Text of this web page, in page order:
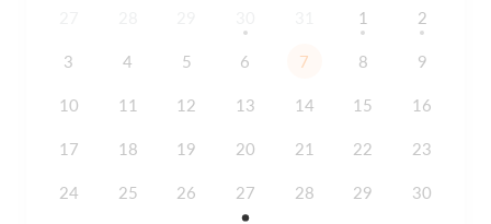
1 2
3 4 5 6 7 8 9
10 11 12 13 14 15 16
17 18 19 20 21 22 23
24 25 26 27 28 29 30